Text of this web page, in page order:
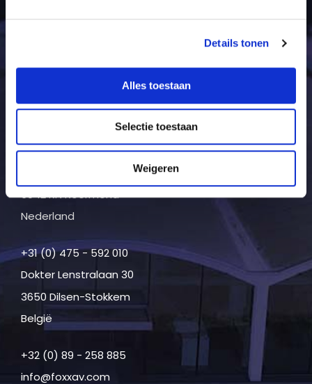
Details tonen
Alles toestaan
Selectie toestaan
Weigeren
Sophienstrasse 37A(Sektor M Gebäude)
41065 Mönchengladbach
Duitsland
+49 (0) 2161 - 461 911
6042 KN Roermond
Nederland
+31 (0) 475 - 592 010
Dokter Lenstralaan 30
3650 Dilsen-Stokkem
België
+32 (0) 89 - 258 885
info@foxxav.com